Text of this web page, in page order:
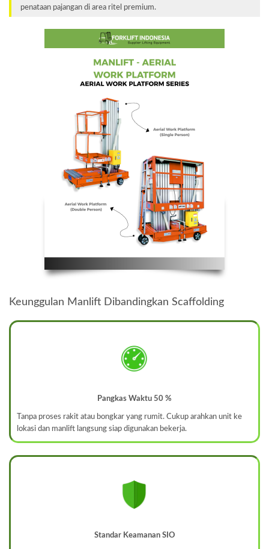
penataan pajangan di area ritel premium.
Keunggulan Manlift Dibandingkan Scaffolding
Pangkas Waktu 50 %
Tanpa proses rakit atau bongkar yang rumit. Cukup arahkan unit ke
lokasi dan manlift langsung siap digunakan bekerja.
Standar Keamanan SIO